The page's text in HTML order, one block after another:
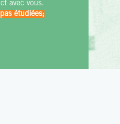
avec vous.
étudiées;